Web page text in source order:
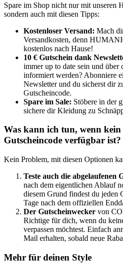
Spare im Shop nicht nur mit unseren
sondern auch mit diesen Tipps:
Kostenloser Versand: Mach
Versandkosten, denn
kostenlos nach Hause!
10 € Gutschein dank
immer up to date sein und über
informiert werden? Abonniere
Newsletter und du sicherst dir
Gutscheincode.
Spare im Sale: Stöbere in der
sichere dir Kleidung zu
Was kann ich tun, wenn
Gutscheincode verfügbar ist?
Kein Problem, mit diesen Optionen
Teste auch die abgelaufenen
nach dem eigentlichen Ablauf
diesem Grund findest du jeden
Tage nach dem offiziellen
Der Gutscheinwecker von
Richtige für dich, wenn du
verpassen möchtest. Einfach
Mail erhalten, sobald neue
Mehr für deinen Style